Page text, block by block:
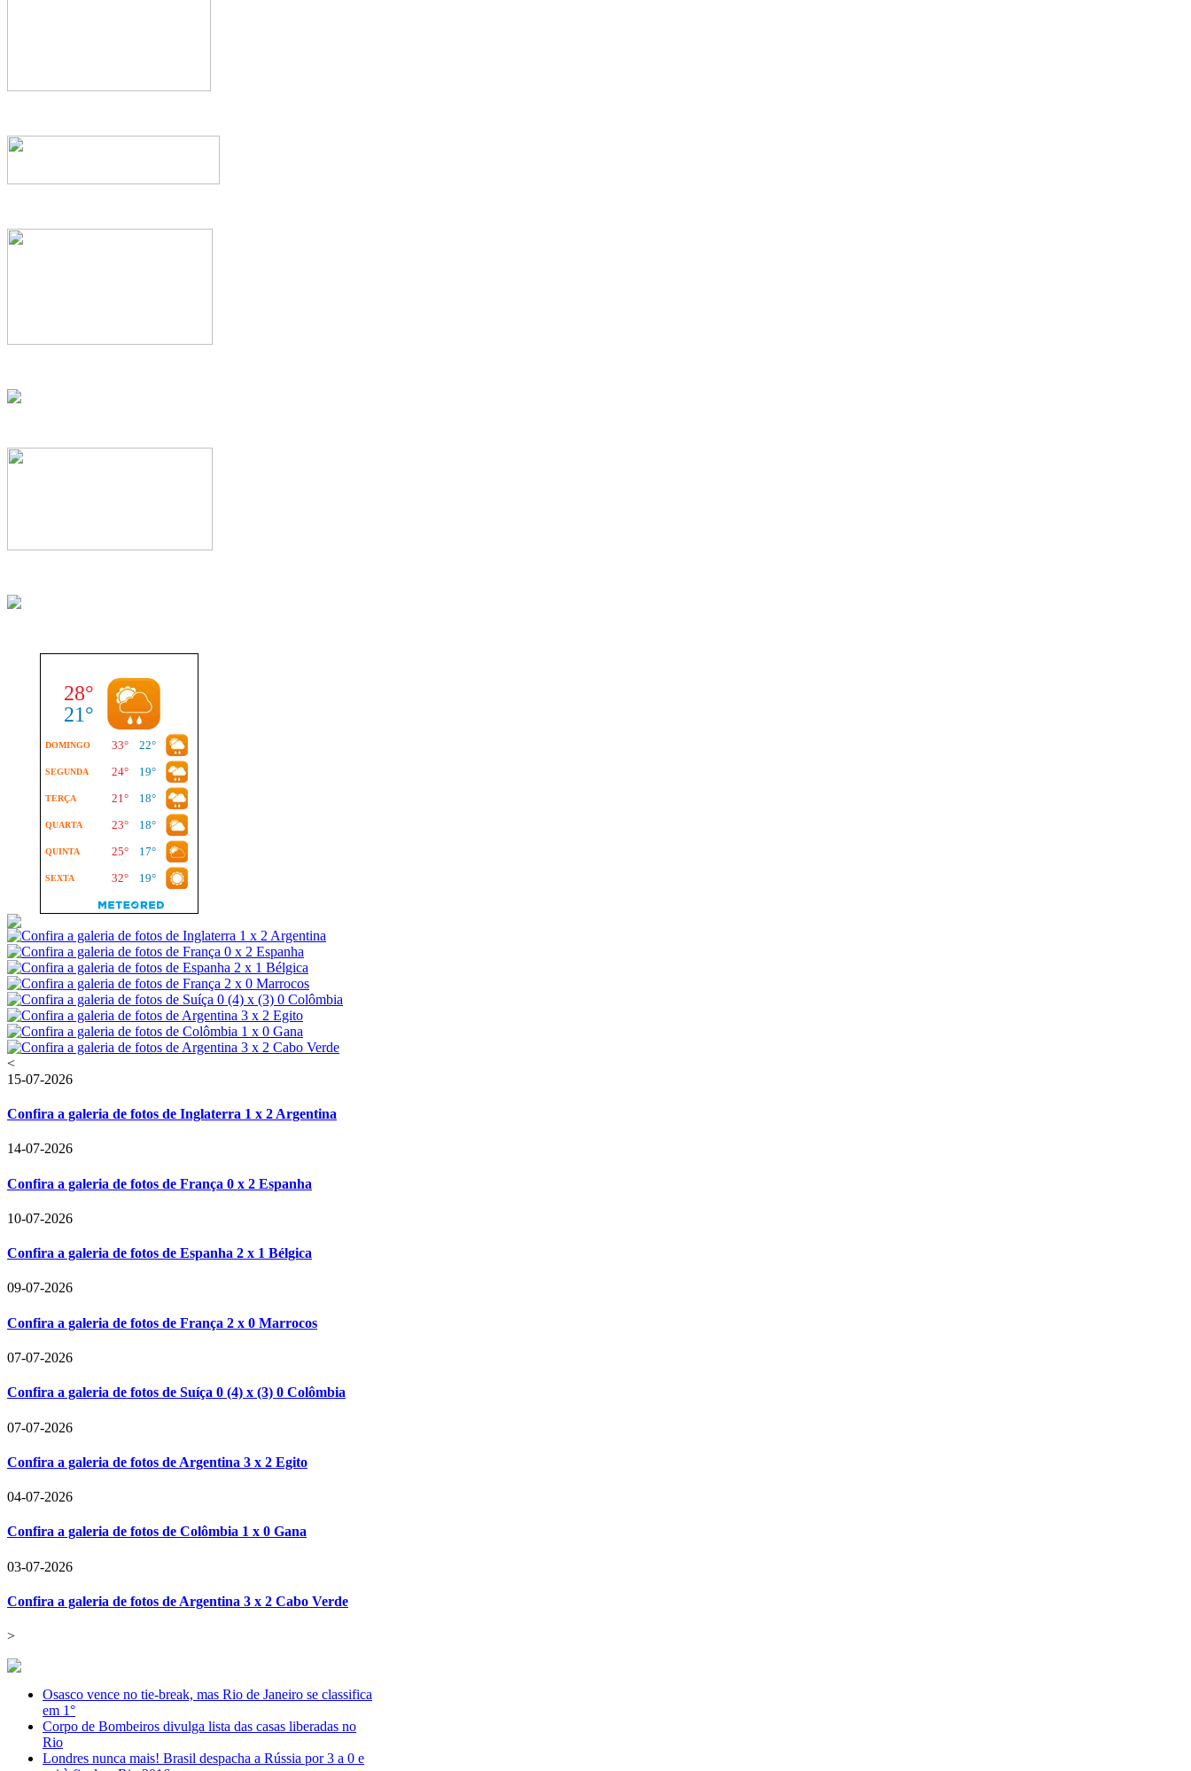
<
15-07-2026
Confira a galeria de fotos de Inglaterra 1 x 2 Argentina
14-07-2026
Confira a galeria de fotos de França 0 x 2 Espanha
10-07-2026
Confira a galeria de fotos de Espanha 2 x 1 Bélgica
09-07-2026
Confira a galeria de fotos de França 2 x 0 Marrocos
07-07-2026
Confira a galeria de fotos de Suíça 0 (4) x (3) 0 Colômbia
07-07-2026
Confira a galeria de fotos de Argentina 3 x 2 Egito
04-07-2026
Confira a galeria de fotos de Colômbia 1 x 0 Gana
03-07-2026
Confira a galeria de fotos de Argentina 3 x 2 Cabo Verde
>
Osasco vence no tie-break, mas Rio de Janeiro se classifica
em 1°
Corpo de Bombeiros divulga lista das casas liberadas no
Rio
Londres nunca mais! Brasil despacha a Rússia por 3 a 0 e